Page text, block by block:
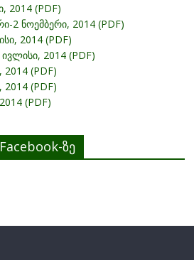
2014 (PDF)
2 ნოემბერი, 2014 (PDF)
2014 (PDF)
2014 (PDF)
2014 (PDF)
2014 (PDF)
(PDF)
ზე